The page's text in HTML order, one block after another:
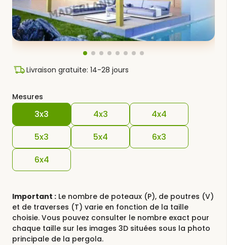
Livraison gratuite: 14-28 jours
Mesures
3x3 4x3
4x4
5x3
5x4
6x3
6x4
Important : Le nombre de poteaux (P), de poutres (V)
et de traverses (T) varie en fonction de la taille
choisie. Vous pouvez consulter le nombre exact pour
chaque taille sur les images 3D situées sous la photo
principale de la pergola.